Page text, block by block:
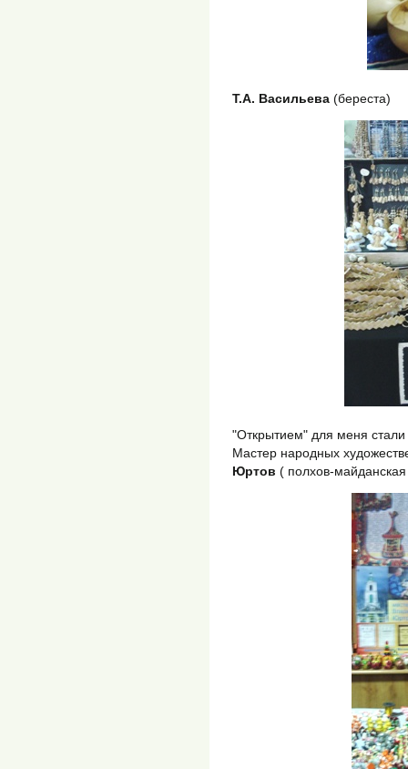
Т.А. Васильева (береста)
"Открытием" для меня стали
Мастер народных
Юртов ( полхов-